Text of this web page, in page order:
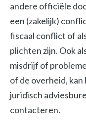
andere officiële
een (zakelijk)
fiscaal conflict of
plichten zijn. Ook
misdrijf of
of de overheid, kan
juridisch
contacteren.